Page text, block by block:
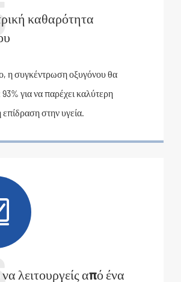
καθαρότητα
η συγκέντρωση οξυγόνου θα
για να παρέχει καλύτερη
επίδραση στην υγεία.
λειτουργείς από ένα